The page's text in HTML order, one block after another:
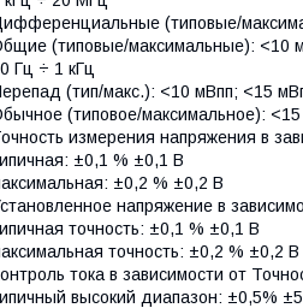
(типовые/
(типовые/максимальные): <10
Гц ÷ 1 кГц
(тип/макс.): <10 мВпп; <15
(типовое/максимальное):
измерения напряжения в
±0,1 % ±0,1 В
±0,2 % ±0,2 В
напряжение в
точность: ±0,1 % ±0,1 В
точность: ±0,2 % ±0,2 В
тока в зависимости от
высокий диапазон: ±0,5%